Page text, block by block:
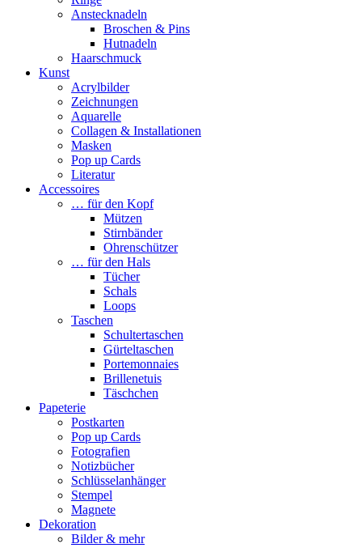
Anstecknadeln
Broschen & Pins
Hutnadeln
Haarschmuck
Kunst
Acrylbilder
Zeichnungen
Aquarelle
Collagen & Installationen
Masken
Pop up Cards
Literatur
Accessoires
… für den Kopf
Mützen
Stirnbänder
Ohrenschützer
… für den Hals
Tücher
Schals
Loops
Taschen
Schultertaschen
Gürteltaschen
Portemonnaies
Brillenetuis
Täschchen
Papeterie
Postkarten
Pop up Cards
Fotografien
Notizbücher
Schlüsselanhänger
Stempel
Magnete
Dekoration
Bilder & mehr